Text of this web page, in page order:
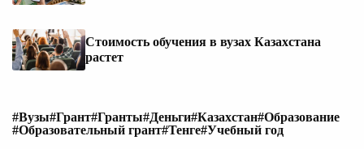
Стоимость обучения в вузах Казахстана
растет
#Вузы#Грант#Гранты#Деньги#Казахстан#Образование
#Образовательный грант#Тенге#Учебный год